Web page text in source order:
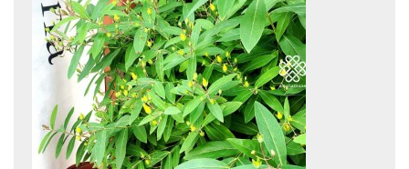
ベーシック・ティンシャ（4種）
ティンシャケース
チベット・真マントラ香
お香定期購入（ラクとくサブスク）
チベット高僧のオラクルカード